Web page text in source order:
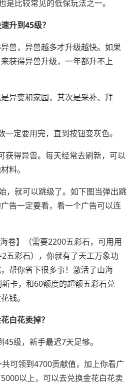
是比较常见的低保玩法之一。
升到45级？
兽，异兽越多才升级越快。如果
获得异兽升级，一年都升不上
异变和家园，其次是采补、拜
定要用完，直到按钮变灰色。
获得异兽。每天经常去刷新，可以
料。
，就可以跳级了。如下图当弹出跳
告一定要看，看一个广告可以连
卷】（需要2200五彩石，可用用
五彩石），你就有了天工万象功
帮你省下很多事！激活了山海
卡，和60额度的超额五彩石兑
钱。
白花卖掉？
级，新手最迟7天足够。
可领到4700贡献值，加上你看广
以上，可以去兑换金花白花卖